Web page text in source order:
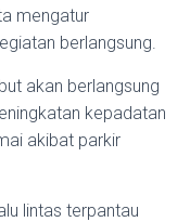
mengatur
berlangsung.
akan berlangsung
kepadatan
akibat parkir
lintas terpantau